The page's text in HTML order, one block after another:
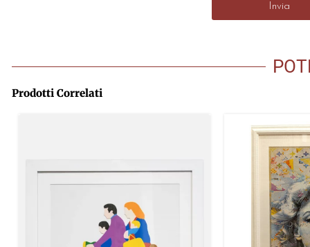
Invia
Prodotti Correlati